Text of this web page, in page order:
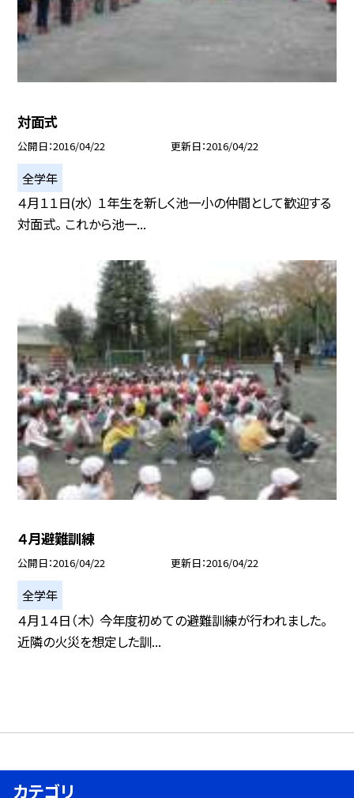
対面式
公開日 2016/04/22 更新日 2016/04/22
全学年
４月１１日(水） １年生を新しく池一小の仲間として歓迎する
対面式。 これから池一...
４月避難訓練
公開日 2016/04/22 更新日 2016/04/22
全学年
４月１４日（木） 今年度初めての避難訓練が行われました。
近隣の火災を想定した訓...
カテゴリ